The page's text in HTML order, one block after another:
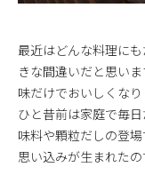
最近はどんな料理に
きな間違いだと思い
味だけでおいしくなり
ひと昔前は家庭で毎
味料や顆粒だしの登
思い込みが生まれたの